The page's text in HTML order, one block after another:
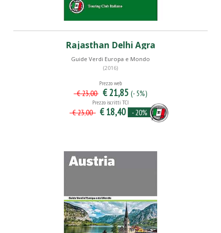
Rajasthan Delhi Agra
Guide Verdi Europa e Mondo
(2016)
Prezzo web
€ 23,00 € 21,85 (- 5%)
Prezzo iscritti TCI
€ 23,00 € 18,40 - 20%